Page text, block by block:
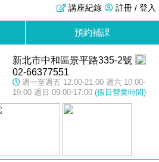
註冊 / 登入
講座紀錄
預約補課
新北市中和區景平路335-2號
02-66377551
週一至週五 12:00-21:00 週六 10:00-
19:00 週日 09:00-17:00 (假日營業時間)